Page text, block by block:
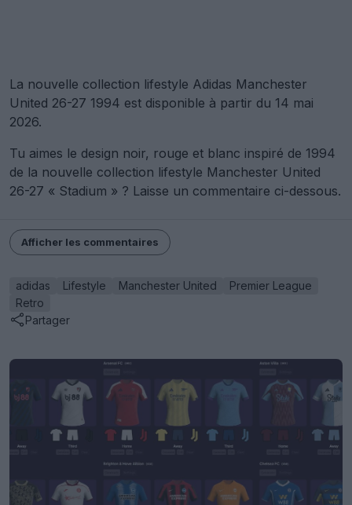
La nouvelle collection lifestyle Adidas Manchester
United 26-27 1994 est disponible à partir du 14 mai
2026.
Tu aimes le design noir, rouge et blanc inspiré de 1994
de la nouvelle collection lifestyle Manchester United
26-27 « Stadium » ? Laisse un commentaire ci-dessous.
Afficher les commentaires
adidas Lifestyle Manchester United
Premier League
Retro
Partager